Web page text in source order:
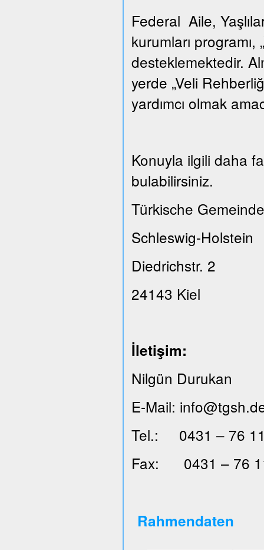
Federal Aile,
kurumları programı,
desteklemektedir.
yerde „Veli
yardımcı olmak
Konuyla ilgili daha
bulabilirsiniz.
Türkische
Schleswig-Holstein
Diedrichstr. 2
24143 Kiel
İletişim:
Nilgün Durukan
E-Mail:
Tel.: 0431 – 76
Fax: 0431 – 76
Rahmendaten